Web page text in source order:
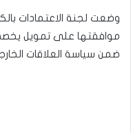
وضعت لجنة الاعتمادات
موافقتها على تمويل
ضمن سياسة العلاقات